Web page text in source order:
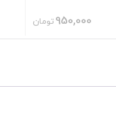
950,000 تومان